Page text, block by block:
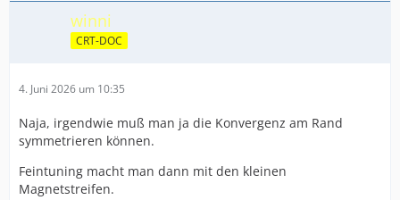
winni
CRT-DOC
4. Juni 2026 um 10:35
Naja, irgendwie muß man ja die Konvergenz am Rand
symmetrieren können.
Feintuning macht man dann mit den kleinen
Magnetstreifen.